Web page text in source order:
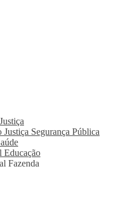
Justiça Segurança Pública
Educação
Fazenda